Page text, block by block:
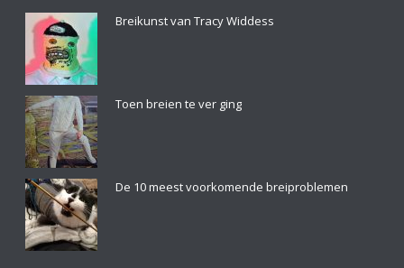
Breikunst van Tracy Widdess
Toen breien te ver ging
De 10 meest voorkomende breiproblemen